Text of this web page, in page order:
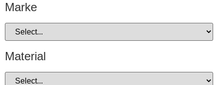
Marke
Material